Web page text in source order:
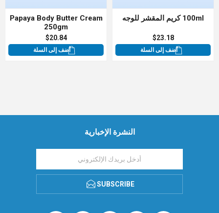
100ml كريم المقشر للوجه
$23.18
أضف إلى السلة
Papaya Body Butter Cream
250gm
$20.84
أضف إلى السلة
النشرة الإخبارية
SUBSCRIBE